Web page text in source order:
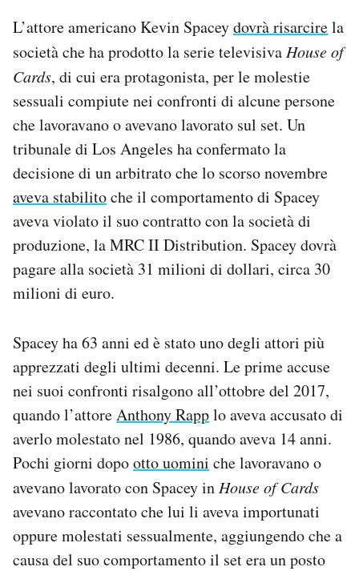
CALENDARIO
AREA PERSONALE
Area Personale
Newsletter
Notifiche mobile
Regala il Post
Hai bisogno di aiuto?
Esci
L’attore americano Kevin Spaceydovrà risarcirela
società che ha prodotto la serie televisiva House of
Cards, di cui era protagonista, per le molestie
sessuali compiute nei confronti di alcune persone
che lavoravano o avevano lavorato sul set. Un
tribunale di Los Angeles ha confermato la
decisione di un arbitrato che lo scorso novembre
aveva stabilitoche il comportamento di Spacey
aveva violato il suo contratto con la società di
produzione, la MRC II Distribution. Spacey dovrà
pagare alla società 31 milioni di dollari, circa 30
milioni di euro.
Spacey ha 63 anni ed è stato uno degli attori più
apprezzati degli ultimi decenni. Le prime accuse
nei suoi confronti risalgono all’ottobre del 2017,
quando l’attoreAnthony Rapplo aveva accusato di
averlo molestato nel 1986, quando aveva 14 anni.
Pochi giorni dopootto uomini che lavoravano o
avevano lavorato con Spacey in House of Cards
avevano raccontato che lui li aveva importunati
oppure molestati sessualmente, aggiungendo che a
causa del suo comportamento il set era un posto